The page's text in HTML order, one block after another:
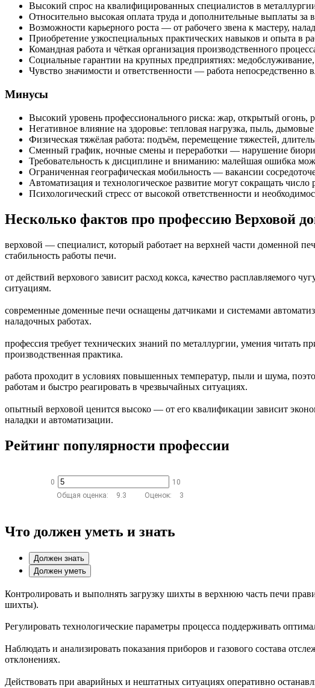
Высокий спрос на квалифицированных специалистов в
Относительно высокая оплата труда и дополнительные выплаты
Возможности карьерного роста — от рабочего звена к мастеру,
Приобретение узкоспециальных практических навыков и опыта в
Командная работа и чёткая организация производственного
Социальные гарантии на крупных предприятиях:
Чувство значимости и ответственности — работа
Минусы
Высокий уровень профессионального риска: жар, открытый огонь,
Негативное влияние на здоровье: тепловая нагрузка, пыль,
Физическая тяжёлая работа: подъём, перемещение тяжестей,
Сменный график, ночные смены и переработки — нарушение
Требовательность к дисциплине и вниманию: малейшая ошибка
Ограниченная географическая мобильность — вакансии
Автоматизация и технологическое развитие могут сокращать
Психологический стресс от высокой ответственности и
Несколько фактов про профессию Верховой
верховой — специалист, который работает на верхней части доменной
стабильность работы печи.
от действий верхового зависит расход кокса, качество
ситуациям.
современные доменные печи оснащены датчиками и системами
наладочных работах.
профессия требует технических знаний по металлургии, умения читать
производственная практика.
работа проходит в условиях повышенных температур, пыли и шума,
работам и быстро реагировать в чрезвычайных ситуациях.
опытный верховой ценится высоко — от его квалификации зависит
наладки и автоматизации.
Рейтинг популярности профессии
0
10
Общая оценка:
9.3 Оценок: 3
Что должен уметь и знать
Должен знать
Должен уметь
Контролировать и выполнять загрузку шихты в верхнюю часть печи
шихты).
Регулировать технологические параметры процесса поддерживать
Наблюдать и анализировать показания приборов и газового состава
отклонениях.
Действовать при аварийных и нештатных ситуациях оперативно